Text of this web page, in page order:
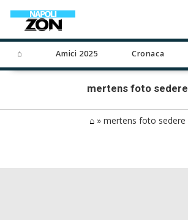
⌂ Amici 2025 Cronaca
mertens foto sedere
⌂» mertens foto sedere